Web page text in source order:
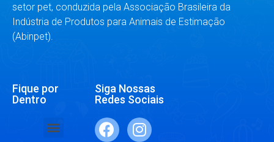
setor pet, conduzida pela Associação Brasileira da
Indústria de Produtos para Animais de Estimação
(Abinpet).
Fique por
Dentro
Siga Nossas
Redes Sociais